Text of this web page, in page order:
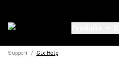
Support / Glx Help